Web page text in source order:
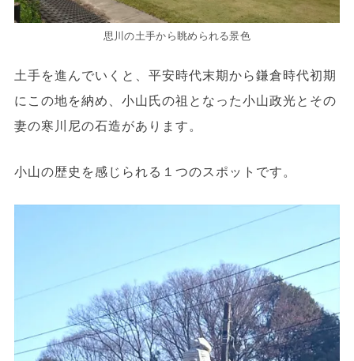
思川の土手から眺められる景色
土手を進んでいくと、平安時代末期から鎌倉時代初期
にこの地を納め、小山氏の祖となった小山政光とその
妻の寒川尼の石造があります。
小山の歴史を感じられる１つのスポットです。